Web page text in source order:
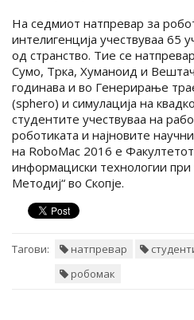
На седмиот натпревар за
интелигенција учествуваа 65
од странство. Тие се
Сумо, Трка, Хуманоид и
годинава и во Генерирање
(sphero) и симулација на
студентите учествуваа на
роботиката и најновите
на RoboMac 2016 е
информациски технологии
Методиј“ во Скопје.
Тагови: натпревар
робомак